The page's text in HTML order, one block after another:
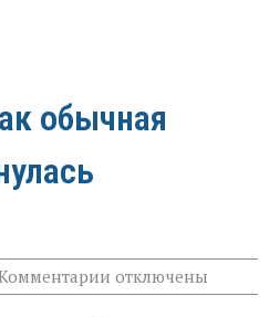
обычная
к
записи
отключены